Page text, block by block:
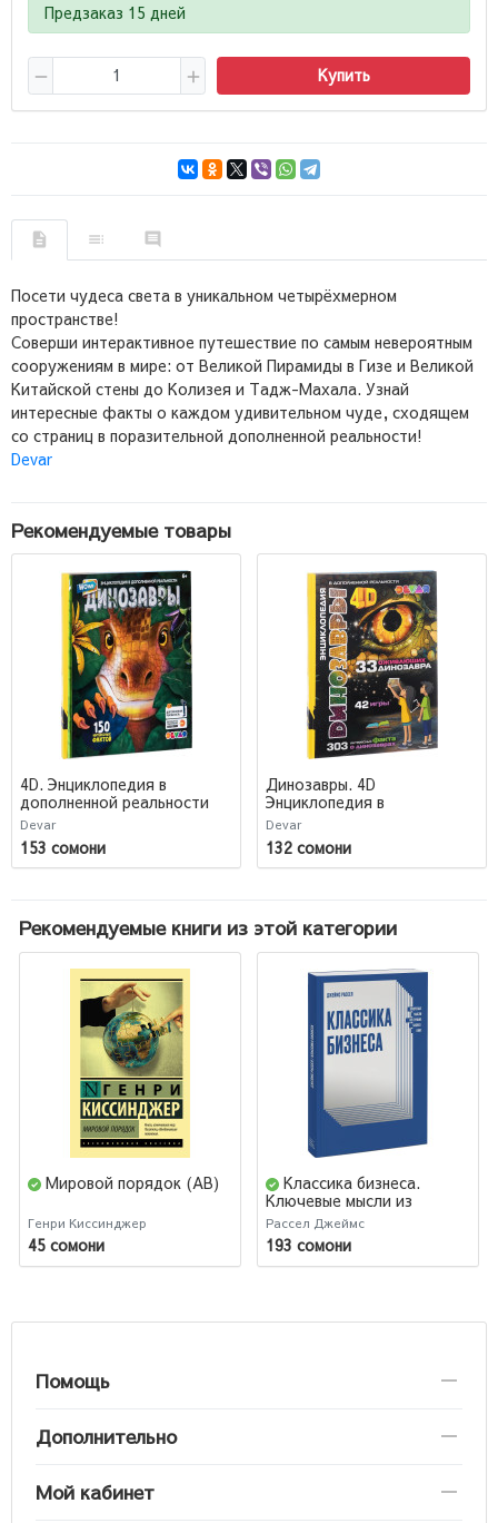
Предзаказ 15 дней
Купить
Посети чудеса света в уникальном четырёхмерном
пространстве!
Соверши интерактивное путешествие по самым невероятным
сооружениям в мире: от Великой Пирамиды в Гизе и Великой
Китайской стены до Колизея и Тадж-Махала. Узнай
интересные факты о каждом удивительном чуде, сходящем
со страниц в поразительной дополненной реальности!
Devar
Рекомендуемые товары
4D. Энциклопедия в
дополненной реальности
WOW! Динозавры
Devar
153 сомони
Динозавры. 4D
Энциклопедия в
дополненной реальности
Devar
132 сомони
Рекомендуемые книги из этой категории
Мировой порядок (AB)
Генри Киссинджер
45 сомони
Классика бизнеса.
Ключевые мысли из
лучших бизнес-книг
Рассел Джеймс
193 сомони
Помощь
Дополнительно
Мой кабинет